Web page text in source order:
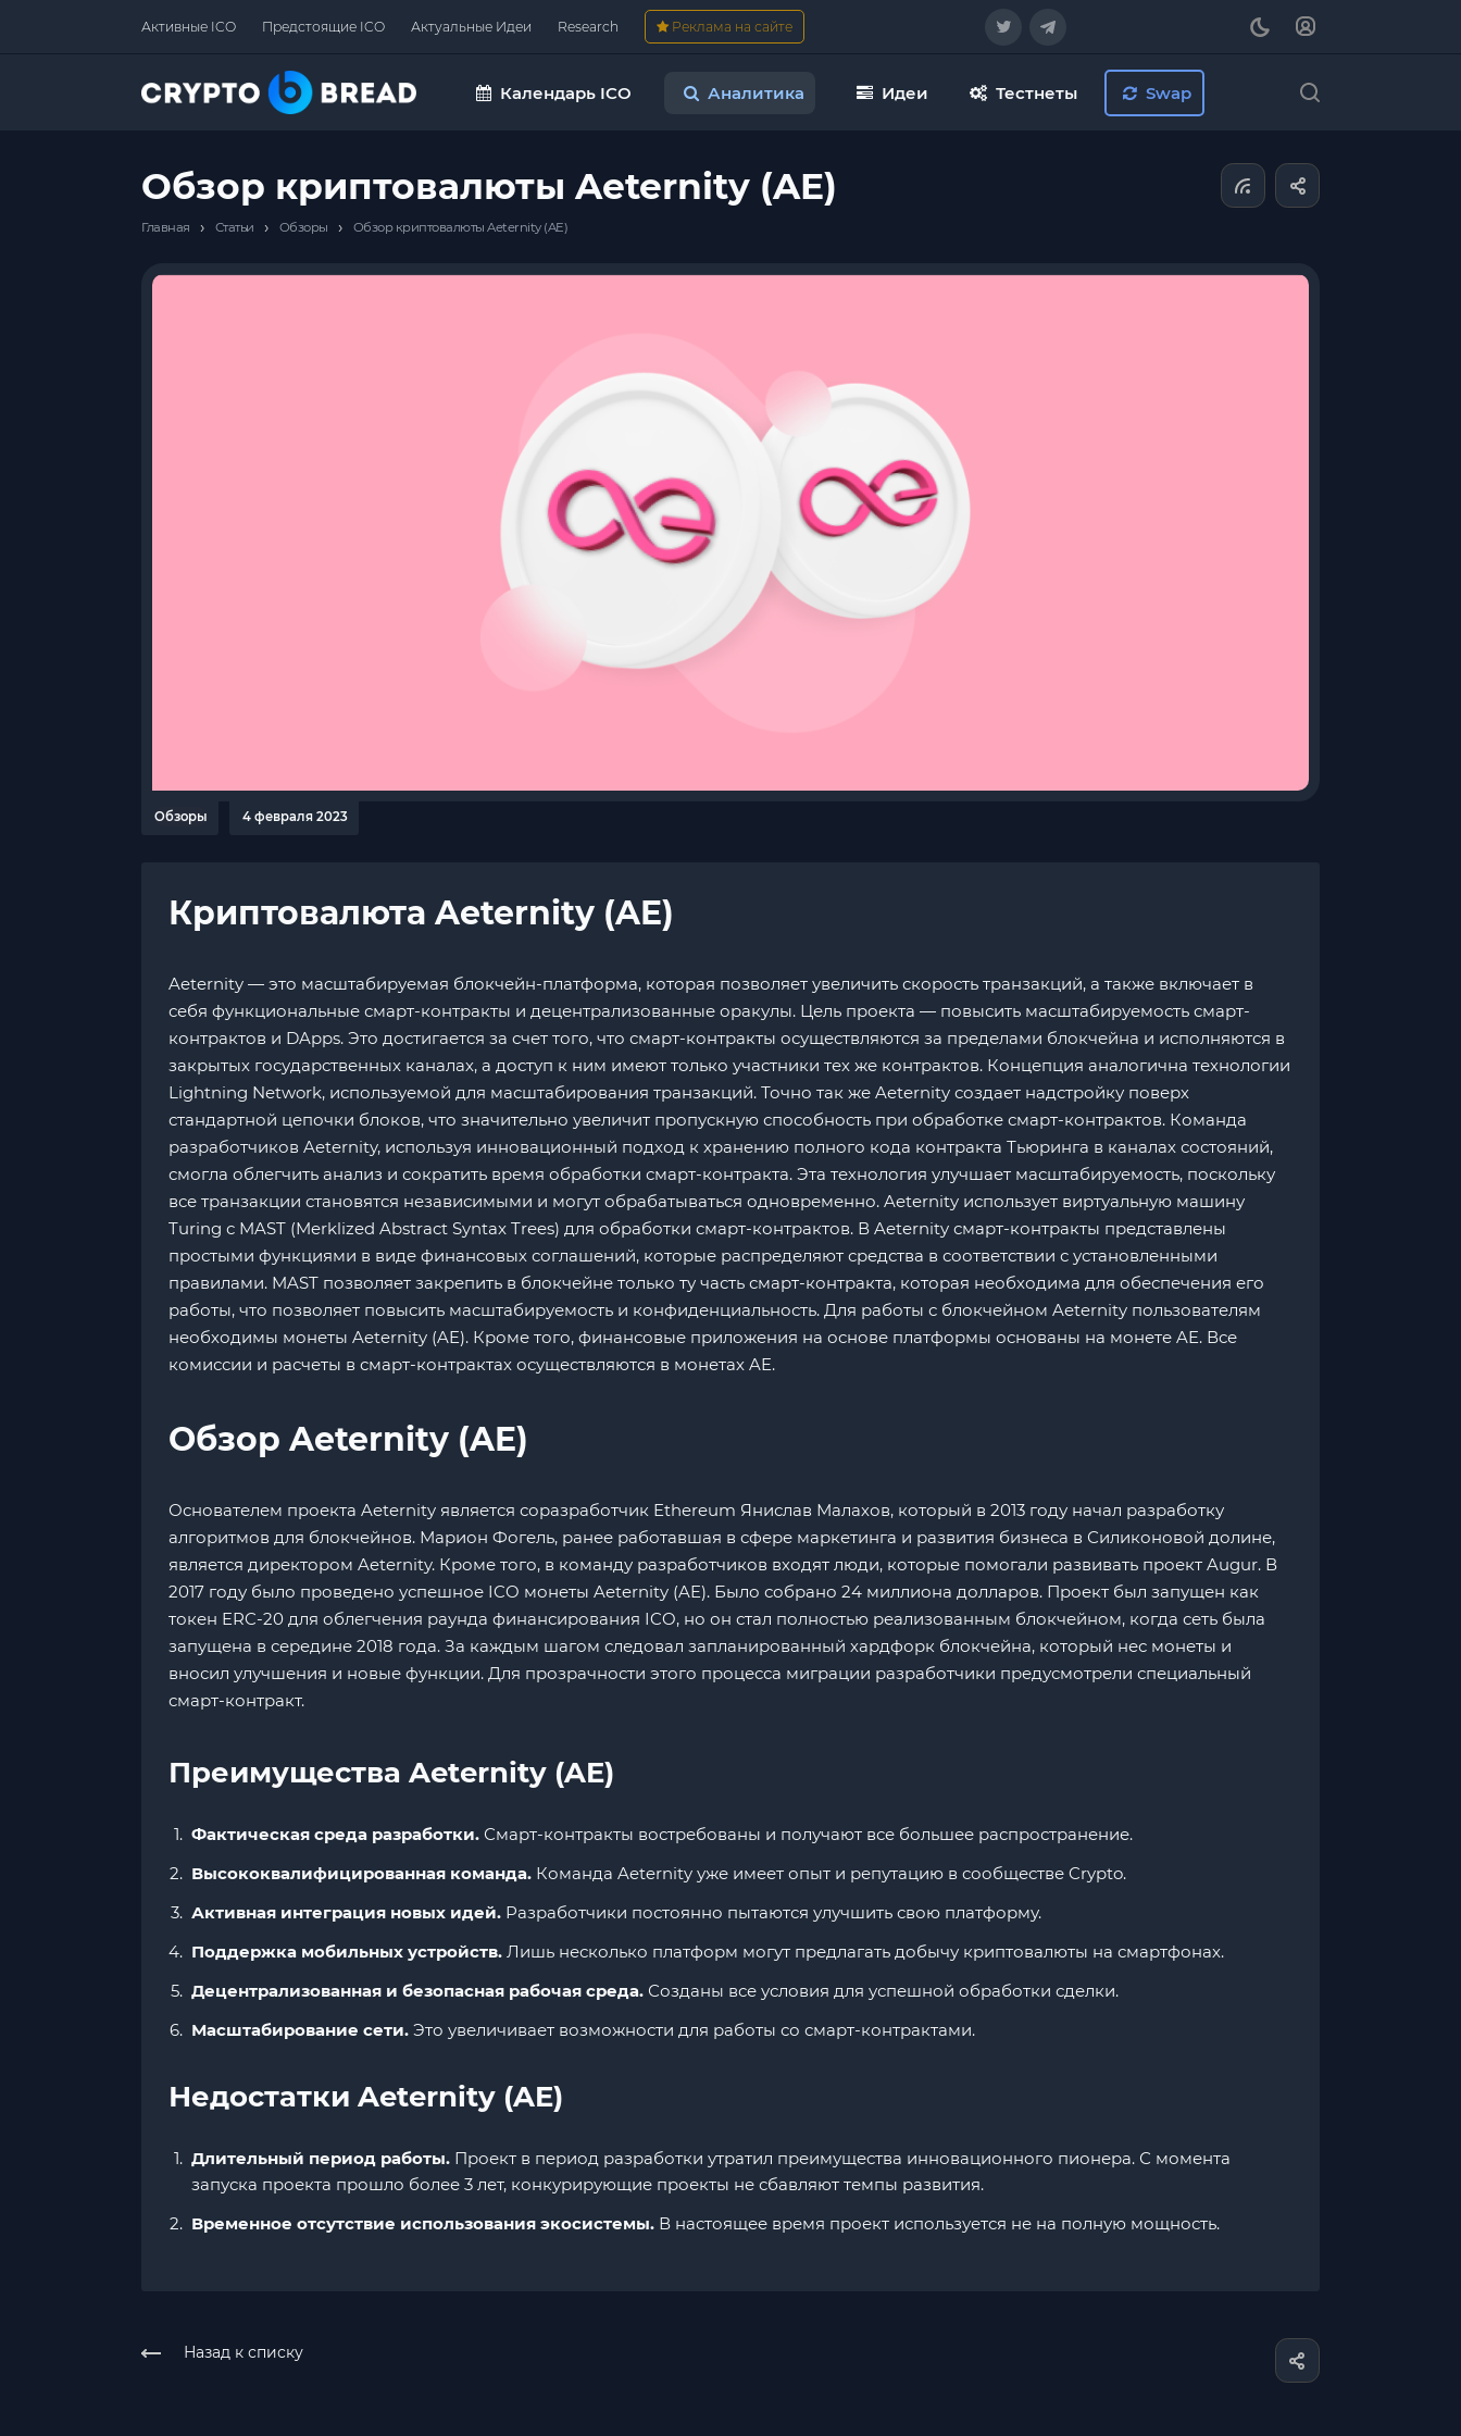
Активные ICO Предстоящие ICO Актуальные Идеи Research Реклама на сайте
Календарь ICO Аналитика Идеи Тестнеты Swap
Обзор криптовалюты Aeternity (AE)
Главная › Статьи › Обзоры › Обзор криптовалюты Aeternity (AE)
Обзоры 4 февраля 2023
Криптовалюта Aeternity (AE)
Aeternity — это масштабируемая блокчейн-платформа, которая позволяет увеличить скорость транзакций, а также включает в
себя функциональные смарт-контракты и децентрализованные оракулы. Цель проекта — повысить масштабируемость смарт-
контрактов и DApps. Это достигается за счет того, что смарт-контракты осуществляются за пределами блокчейна и исполняются в
закрытых государственных каналах, а доступ к ним имеют только участники тех же контрактов. Концепция аналогична технологии
Lightning Network, используемой для масштабирования транзакций. Точно так же Aeternity создает надстройку поверх
стандартной цепочки блоков, что значительно увеличит пропускную способность при обработке смарт-контрактов. Команда
разработчиков Aeternity, используя инновационный подход к хранению полного кода контракта Тьюринга в каналах состояний,
смогла облегчить анализ и сократить время обработки смарт-контракта. Эта технология улучшает масштабируемость, поскольку
все транзакции становятся независимыми и могут обрабатываться одновременно. Aeternity использует виртуальную машину
Turing с MAST (Merklized Abstract Syntax Trees) для обработки смарт-контрактов. В Aeternity смарт-контракты представлены
простыми функциями в виде финансовых соглашений, которые распределяют средства в соответствии с установленными
правилами. MAST позволяет закрепить в блокчейне только ту часть смарт-контракта, которая необходима для обеспечения его
работы, что позволяет повысить масштабируемость и конфиденциальность. Для работы с блокчейном Aeternity пользователям
необходимы монеты Aeternity (AE). Кроме того, финансовые приложения на основе платформы основаны на монете AE. Все
комиссии и расчеты в смарт-контрактах осуществляются в монетах AE.
Обзор Aeternity (AE)
Основателем проекта Aeternity является соразработчик Ethereum Янислав Малахов, который в 2013 году начал разработку
алгоритмов для блокчейнов. Марион Фогель, ранее работавшая в сфере маркетинга и развития бизнеса в Силиконовой долине,
является директором Aeternity. Кроме того, в команду разработчиков входят люди, которые помогали развивать проект Augur. В
2017 году было проведено успешное ICO монеты Aeternity (AE). Было собрано 24 миллиона долларов. Проект был запущен как
токен ERC-20 для облегчения раунда финансирования ICO, но он стал полностью реализованным блокчейном, когда сеть была
запущена в середине 2018 года. За каждым шагом следовал запланированный хардфорк блокчейна, который нес монеты и
вносил улучшения и новые функции. Для прозрачности этого процесса миграции разработчики предусмотрели специальный
смарт-контракт.
Преимущества Aeternity (AE)
Фактическая среда разработки. Смарт-контракты востребованы и получают все большее распространение.
Высококвалифицированная команда. Команда Aeternity уже имеет опыт и репутацию в сообществе Crypto.
Активная интеграция новых идей. Разработчики постоянно пытаются улучшить свою платформу.
Поддержка мобильных устройств. Лишь несколько платформ могут предлагать добычу криптовалюты на смартфонах.
Децентрализованная и безопасная рабочая среда. Созданы все условия для успешной обработки сделки.
Масштабирование сети. Это увеличивает возможности для работы со смарт-контрактами.
Недостатки Aeternity (AE)
Длительный период работы. Проект в период разработки утратил преимущества инновационного пионера. С момента
запуска проекта прошло более 3 лет, конкурирующие проекты не сбавляют темпы развития.
Временное отсутствие использования экосистемы. В настоящее время проект используется не на полную мощность.
Назад к списку